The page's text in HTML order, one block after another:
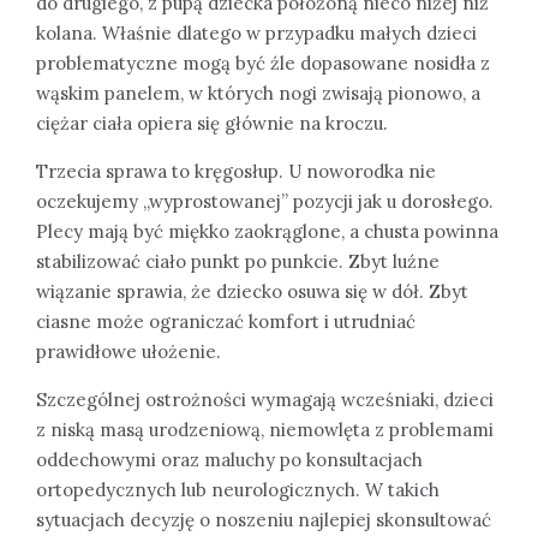
kolana. Właśnie dlatego w przypadku małych dzieci
problematyczne mogą być źle dopasowane nosidła z
wąskim panelem, w których nogi zwisają pionowo, a
ciężar ciała opiera się głównie na kroczu.
Trzecia sprawa to kręgosłup. U noworodka nie
oczekujemy „wyprostowanej” pozycji jak u dorosłego.
Plecy mają być miękko zaokrąglone, a chusta powinna
stabilizować ciało punkt po punkcie. Zbyt luźne
wiązanie sprawia, że dziecko osuwa się w dół. Zbyt
ciasne może ograniczać komfort i utrudniać
prawidłowe ułożenie.
Szczególnej ostrożności wymagają wcześniaki, dzieci
z niską masą urodzeniową, niemowlęta z problemami
oddechowymi oraz maluchy po konsultacjach
ortopedycznych lub neurologicznych. W takich
sytuacjach decyzję o noszeniu najlepiej skonsultować